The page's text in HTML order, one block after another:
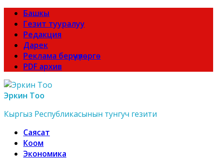
Башкы
Гезит тууралуу
Редакция
Дарек
Реклама берүүчүлөргө
PDF архив
Эркин Тоо
Кыргыз Республикасынын тунгуч гезити
Саясат
Коом
Экономика